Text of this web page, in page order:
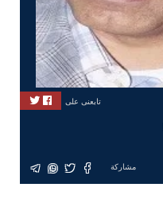
تابعنى على
مشاركة